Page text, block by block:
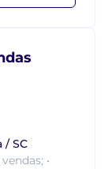
/ SC
•